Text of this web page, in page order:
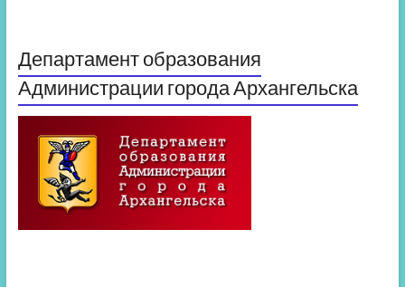
Департамент образования
Администрации города Архангельска